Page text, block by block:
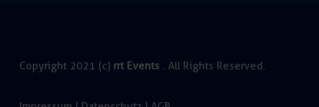
Copyright 2021 (c) rrt Events . All Rights Reserved.